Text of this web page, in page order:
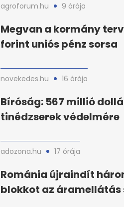
agroforum.hu 9 órája
Megvan a kormány
forint uniós pénz sorsa
novekedes.hu 16 órája
Bíróság: 567 millió
tinédzserek védelmére
adozona.hu 17 órája
Románia újraindít
blokkot az